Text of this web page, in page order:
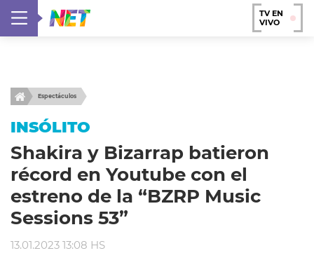
TV EN
VIVO
Espectáculos
INSÓLITO
Shakira y Bizarrap batieron
récord en Youtube con el
estreno de la “BZRP Music
Sessions 53”
13.01.2023 13:08 HS